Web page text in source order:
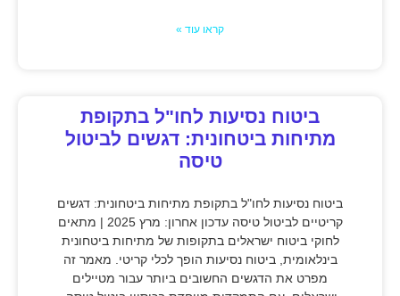
קראו עוד »
ביטוח נסיעות לחו"ל בתקופת
מתיחות ביטחונית: דגשים לביטול
טיסה
ביטוח נסיעות לחו"ל בתקופת מתיחות ביטחונית: דגשים
קריטיים לביטול טיסה עדכון אחרון: מרץ 2025 | מתאים
לחוקי ביטוח ישראלים בתקופות של מתיחות ביטחונית
בינלאומית, ביטוח נסיעות הופך לכלי קריטי. מאמר זה
מפרט את הדגשים החשובים ביותר עבור מטיילים